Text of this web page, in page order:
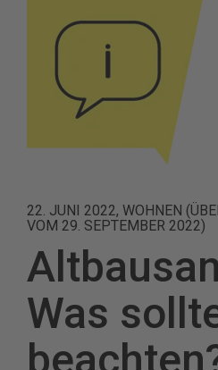
22. JUNI 2022, WOHNEN
VOM 29. SEPTEMBER 2022)
Was